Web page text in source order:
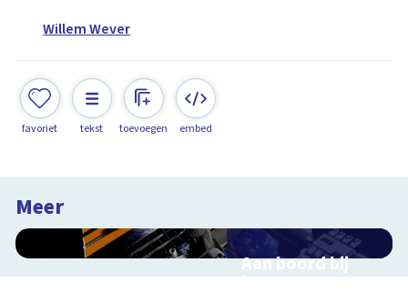
Willem Wever
favoriet tekst toevoegen embed
Meer
Aan boord bij
het ISS